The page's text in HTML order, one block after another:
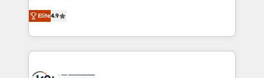
represent key aspects of the project's success.
putting Customer Experience at the center by
creating digital environments capable of integrating
people, processes and data. We offer the best
digital solutions on the market, ranging from CRM
Elite4.9